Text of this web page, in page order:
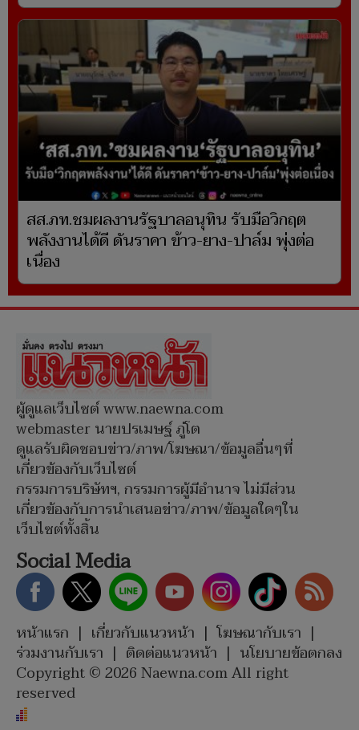
สส.ภท.ชมผลงานรัฐบาลอนุทิน รับมือวิกฤต
พลังงานได้ดี ดันราคา ข้าว-ยาง-ปาล์ม พุ่งต่อ
เนื่อง
ผู้ดูแลเว็บไซต์ www.naewna.com
webmaster นายปรเมษฐ์ ภู่โต
ดูแลรับผิดชอบข่าว/ภาพ/โฆษณา/ข้อมูลอื่นๆที่
เกี่ยวข้องกับเว็บไซต์
กรรมการบริษัทฯ, กรรมการผู้มีอำนาจ ไม่มีส่วน
เกี่ยวข้องกับการนำเสนอข่าว/ภาพ/ข้อมูลใดๆใน
เว็บไซต์ทั้งสิ้น
Social Media
หน้าแรก | เกี่ยวกับแนวหน้า | โฆษณากับเรา |
ร่วมงานกับเรา | ติดต่อแนวหน้า | นโยบายข้อตกลง
Copyright © 2026 Naewna.com All right
reserved